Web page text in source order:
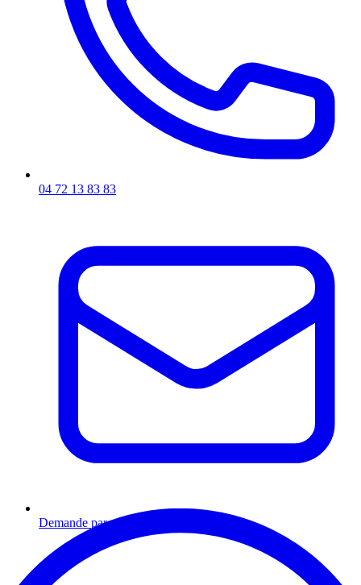
04 72 13 83 83
Demande par email